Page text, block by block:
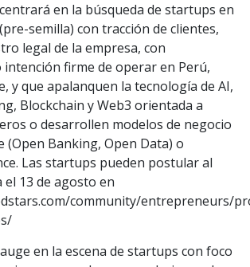
en la búsqueda de startups en
semilla) con tracción de clientes,
legal de la empresa, con
firme de operar en Perú,
y que apalanquen la tecnología de AI,
Blockchain y Web3 orientada a
o desarrollen modelos de negocio
(Open Banking, Open Data) o
Las startups pueden postular al
13 de agosto en
community/entrepreneurs/
en la escena de startups con foco